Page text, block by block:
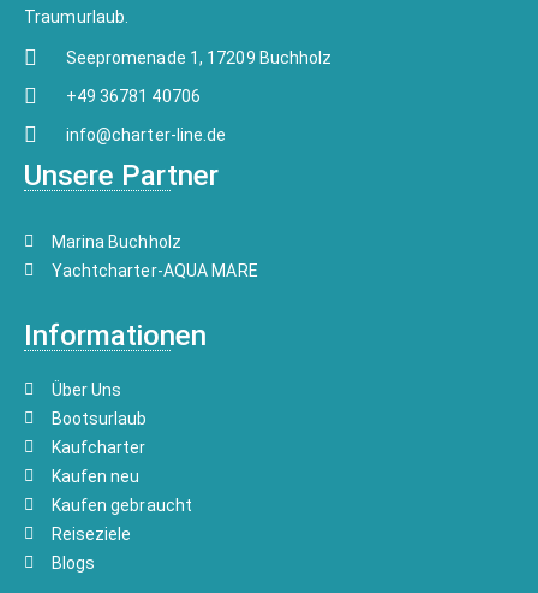
Traumurlaub.
Seepromenade 1, 17209 Buchholz
+49 36781 40706
info@charter-line.de
Unsere Partner
Marina Buchholz
Yachtcharter-AQUA MARE
Informationen
Über Uns
Bootsurlaub
Kaufcharter
Kaufen neu
Kaufen gebraucht
Reiseziele
Blogs